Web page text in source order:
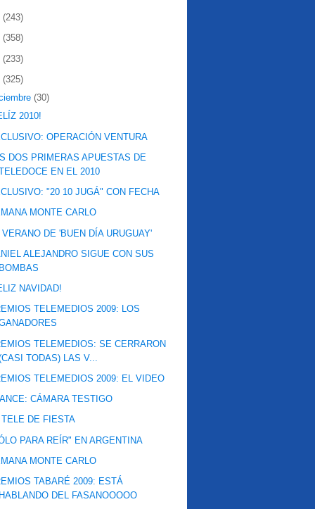
(243)
(358)
(233)
(325)
(30)
2010!
OPERACIÓN VENTURA
DOS PRIMERAS APUESTAS DE
EN EL 2010
"20 10 JUGÁ" CON FECHA
MONTE CARLO
VERANO DE 'BUEN DÍA URUGUAY'
ALEJANDRO SIGUE CON SUS
NAVIDAD!
TELEMEDIOS 2009: LOS
TELEMEDIOS: SE CERRARON
TODAS) LAS V...
TELEMEDIOS 2009: EL VIDEO
CÁMARA TESTIGO
TELE DE FIESTA
PARA REÍR" EN ARGENTINA
MONTE CARLO
TABARÉ 2009: ESTÁ
DEL FASANOOOOO